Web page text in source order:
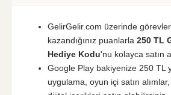
GelirGelir.com üzerinde
kazandığınız puanlarla 250 TL
Hediye Kodu'nu kolayca satın
Google Play bakiyenize 250 TL
uygulama, oyun içi satın